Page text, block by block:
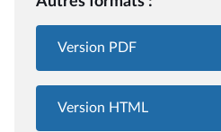
Version PDF
Version HTML